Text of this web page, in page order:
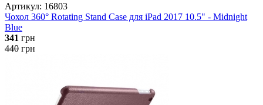
Артикул: 16803
Чохол 360° Rotating Stand Case для iPad 2017 10.5" - Midnight
Blue
341 грн
440 грн